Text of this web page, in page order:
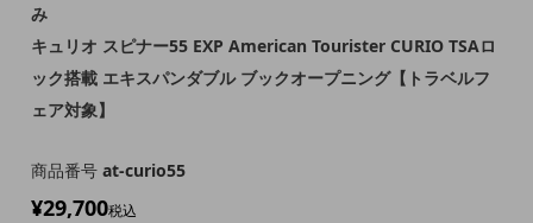
み
キュリオ スピナー55 EXP American Tourister CURIO TSAロ
ック搭載 エキスパンダブル ブックオープニング【トラベルフ
ェア対象】
商品番号 at-curio55
¥29,700税込